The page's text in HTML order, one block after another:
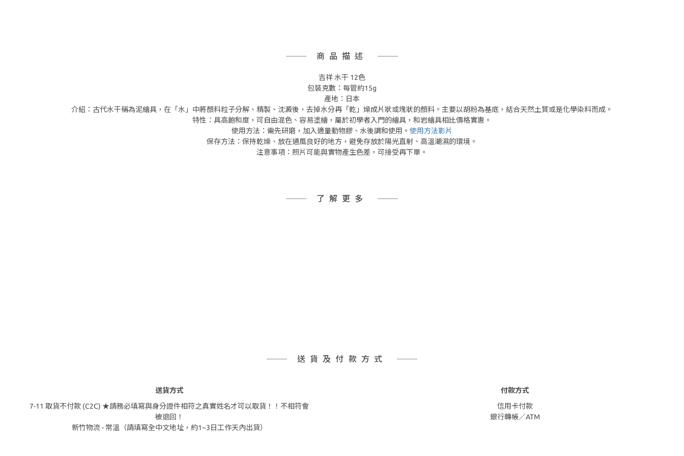
商品描述
吉祥 水干 12色
包裝克數：每管約15g
產地：日本
介紹：古代水干稱為泥繪具，在「水」中將顏料粒子分解、精製、沈澱後，去掉水分再「乾」燥成片狀或塊狀的顏料。主要以胡粉為基底，結合天然土質或是化學染料而成。
特性：具高飽和度，可自由混色、容易塗繪，屬於初學者入門的繪具，和岩繪具相比價格實惠。
使用方法：需先研磨，加入適量動物膠、水後調和使用。 使用方法影片
保存方法：保持乾燥、放在通風良好的地方，避免存放於陽光直射、高溫潮濕的環境。
注意事項：照片可能與實物產生色差，可接受再下單。
了解更多
送貨及付款方式
送貨方式
7-11 取貨不付款 (C2C) ★請務必填寫與身分證件相符之真實姓名才可以取貨！！不相符會
被退回！
新竹物流 - 常溫（請填寫全中文地址，約1~3日工作天內出貨）
付款方式
信用卡付款
銀行轉帳／ATM